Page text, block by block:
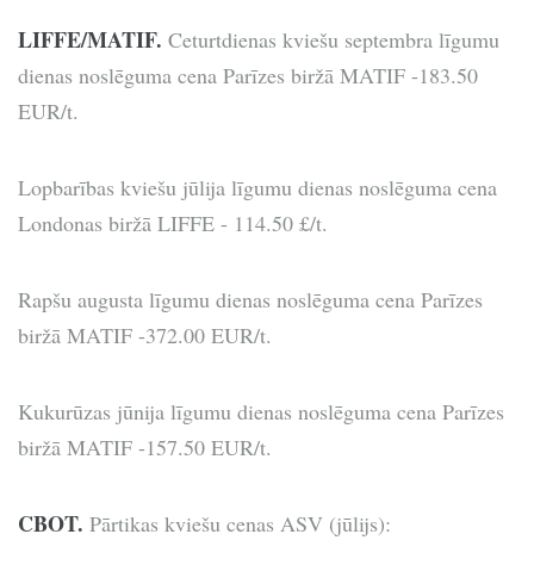
LIFFE/MATIF. Ceturtdienas kviešu septembra līgumu
dienas noslēguma cena Parīzes biržā MATIF -183.50
EUR/t.
Lopbarības kviešu jūlija līgumu dienas noslēguma cena
Londonas biržā LIFFE - 114.50 £/t.
Rapšu augusta līgumu dienas noslēguma cena Parīzes
biržā MATIF -372.00 EUR/t.
Kukurūzas jūnija līgumu dienas noslēguma cena Parīzes
biržā MATIF -157.50 EUR/t.
CBOT. Pārtikas kviešu cenas ASV (jūlijs):